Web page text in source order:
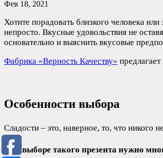
Фев 18, 2021
Хотите порадовать близкого человека
непросто. Вкусные удовольствия не
основательно и выяснить вкусовые
Фабрика «Верность Качеству»
Особенности выбора
Сладости – это, наверное, то, что никого
При выборе такого презента нужно